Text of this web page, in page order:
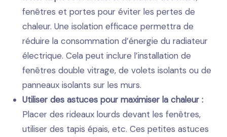
fenêtres et portes pour éviter les pertes de
chaleur. Une isolation efficace permettra de
réduire la consommation d’énergie du radiateur
électrique. Cela peut inclure l’installation de
fenêtres double vitrage, de volets isolants ou de
panneaux isolants sur les murs.
Utiliser des astuces pour maximiser la chaleur :
Placer des rideaux lourds devant les fenêtres,
utiliser des tapis épais, etc. Ces petites astuces